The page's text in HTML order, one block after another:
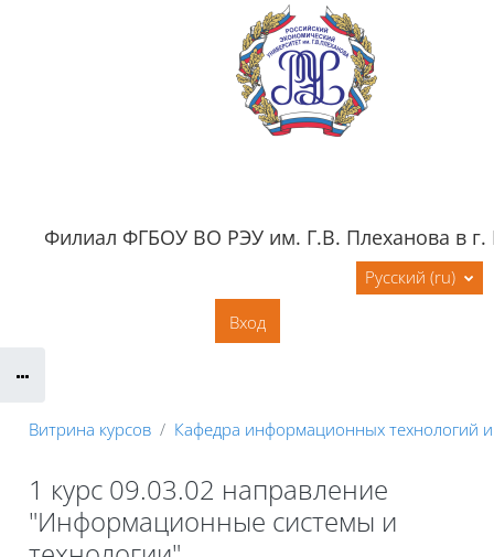
Перейти к основному содержанию
Филиал ФГБОУ ВО РЭУ им. Г.В. Плеханова в г.
Русский ‎(ru)‎
Вход
Витрина курсов Кафедра информационных технологий
1 курс 09.03.02 направление
"Информационные системы и